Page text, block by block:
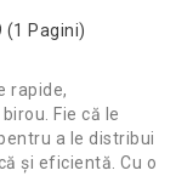
(1 Pagini)
rapide,
Fie că le
a le distribui
și eficientă. Cu o